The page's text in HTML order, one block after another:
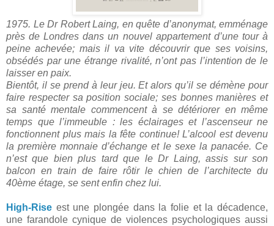
1975. Le Dr Robert Laing, en quête d’anonymat, emménage
près de Londres dans un nouvel appartement d’une tour à
peine achevée; mais il va vite découvrir que ses voisins,
obsédés par une étrange rivalité, n’ont pas l’intention de le
laisser en paix.
Bientôt, il se prend à leur jeu.Et alors qu’il se démène pour
faire respecter sa position sociale; ses bonnes manières et
sa santé mentale commencent à se détériorer en même
temps que l’immeuble : les éclairages et l’ascenseur ne
fonctionnent plus mais la fête continue! L’alcool est devenu
la première monnaie d’échange et le sexe la panacée. Ce
n’est que bien plus tard que le Dr Laing, assis sur son
balcon en train de faire rôtir le chien de l’architecte du
40ème étage, se sent enfin chez lui.
High-Rise est une plongée dans la folie et la décadence,
une farandole cynique de violences psychologiques aussi